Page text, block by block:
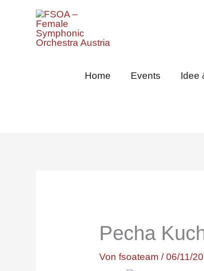
springen
Home Events Idee
Pecha
Von fsoateam /06/11/